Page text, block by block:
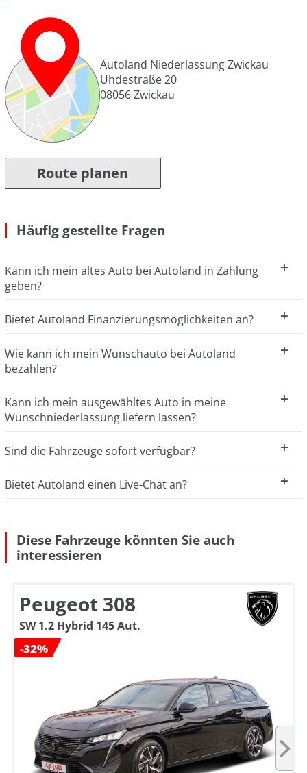
Autoland Niederlassung Zwickau
Uhdestraße 20
08056Zwickau
Route planen
Häufig gestellte Fragen
Kann ich mein altes Auto bei Autoland in Zahlung
geben?
Bietet Autoland Finanzierungsmöglichkeiten an?
Wie kann ich mein Wunschauto bei Autoland
bezahlen?
Kann ich mein ausgewähltes Auto in meine
Wunschniederlassung liefern lassen?
Sind die Fahrzeuge sofort verfügbar?
Bietet Autoland einen Live-Chat an?
Diese Fahrzeuge könnten Sie auch
interessieren
Peugeot 308
SW 1.2 Hybrid 145 Aut.
-32%